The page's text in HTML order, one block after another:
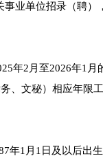
业单位招录（聘）
年2月至2026年1
、文秘）相应年限
年1月1日及以后出生